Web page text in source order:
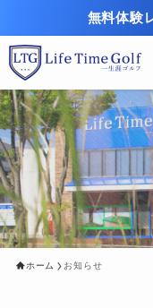
無料体験
ホーム お知らせ